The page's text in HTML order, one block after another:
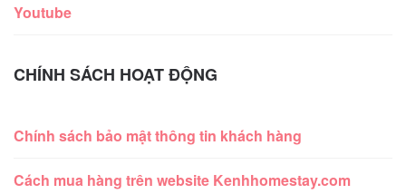
Youtube
CHÍNH SÁCH HOẠT ĐỘNG
Chính sách bảo mật thông tin khách hàng
Cách mua hàng trên website Kenhhomestay.com